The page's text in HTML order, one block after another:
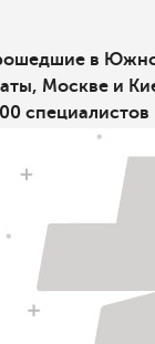
в
Москве и
специалистов
и Украины